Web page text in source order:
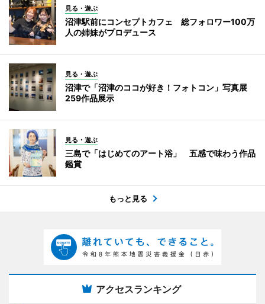
見る・遊ぶ
沼津駅前にコンセプトカフェ 総フォロワー100万
人の姉妹がプロデュース
見る・遊ぶ
沼津で「沼津のココが好き！フォトコン」写真展
259作品展示
見る・遊ぶ
三島で「はじめてのアート浴」 五感で味わう作品
鑑賞
もっと見る
アクセスランキング